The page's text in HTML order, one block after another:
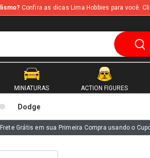
Confira as dicas Lima Hobbies para você.
MINIATURAS ACTION FIGURES
Dodge
Grátis em sua Primeira Compra usando o